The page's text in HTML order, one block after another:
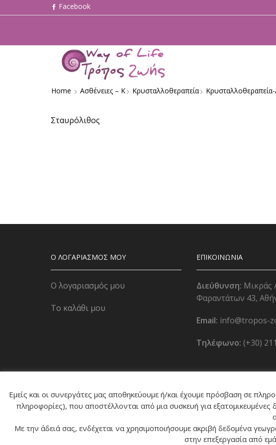
Home Ασθένειες – Κ Κρυσταλλοθεραπεία
Σταυρόλιθος
Ο ΛΟΓΑΡΙΑΣΜΟΣ ΜΟΥ
Ο λογαριασμός μου
Το καλάθι μου
ΕΠΙΚΟΙΝΩΝΙΑ
Διεύθυνση: Μικράς
Φαραντάτων 43,
Email: info@tropos-
Τηλέφωνο: (+30)
© 2024 tropos-zois.gr All Rights Reserved
Εμείς και οι συνεργάτες μας αποθηκεύουμε ή/και έχουμε πρόσβαση σε
πληροφορίες), που αποστέλλονται από μια συσκευή για εξατομικευμένες
Με την άδειά σας, ενδέχεται να χρησιμοποιήσουμε ακριβή δεδομένα
στην επεξεργασία από